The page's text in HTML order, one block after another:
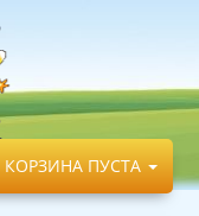
КОРЗИНА ПУСТА